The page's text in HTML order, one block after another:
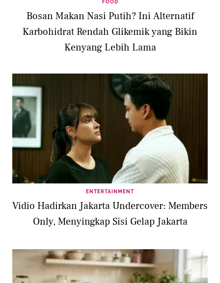
FOOD
Bosan Makan Nasi Putih? Ini Alternatif
Karbohidrat Rendah Glikemik yang Bikin
Kenyang Lebih Lama
ENTERTAINMENT
Vidio Hadirkan Jakarta Undercover: Members
Only, Menyingkap Sisi Gelap Jakarta